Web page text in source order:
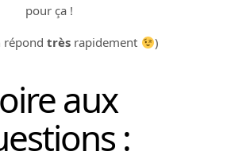
pour ça !
répondtrès rapidement )
aux
: